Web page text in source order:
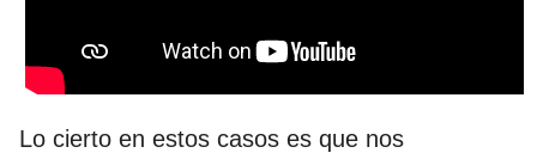
Lo cierto en estos casos es que nos